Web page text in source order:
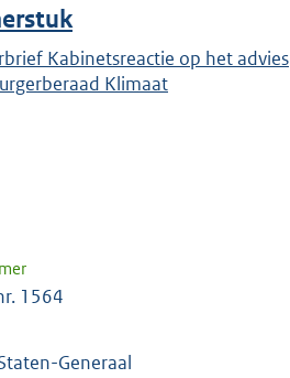
Kabinetsreactie op het advies
Klimaat
1564
Generaal